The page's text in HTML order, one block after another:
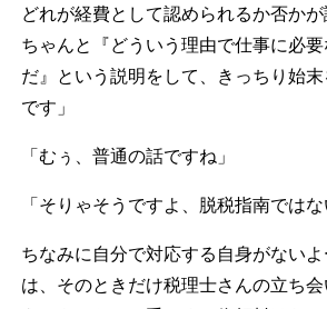
どれが経費として認められるか否かが
ちゃんと『どういう理由で仕事に必
だ』という説明をして、きっちり始
です」
「むぅ、普通の話ですね」
「そりゃそうですよ、脱税指南ではな
ちなみに自分で対応する自身がない
は、そのときだけ税理士さんの立ち